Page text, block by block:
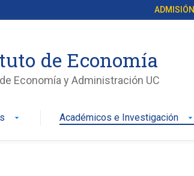
ADMISIÓN
de Economía
Economía y Administración UC
arrow_drop_down Académicos e Investigación arrow_drop_down